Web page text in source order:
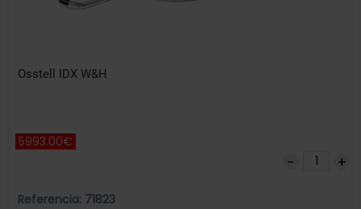
Osstell IDX W&H
5993.00€
Referencia: 71823